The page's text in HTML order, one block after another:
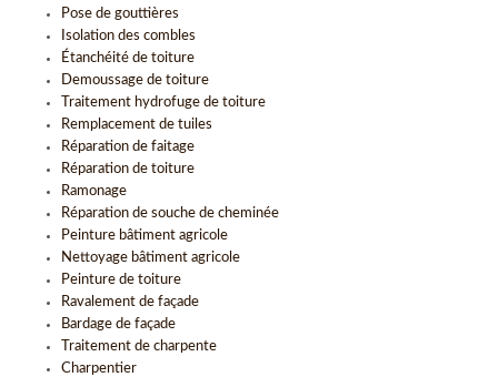
Pose de gouttières
Isolation des combles
Étanchéité de toiture
Demoussage de toiture
Traitement hydrofuge de toiture
Remplacement de tuiles
Réparation de faitage
Réparation de toiture
Ramonage
Réparation de souche de cheminée
Peinture bâtiment agricole
Nettoyage bâtiment agricole
Peinture de toiture
Ravalement de façade
Bardage de façade
Traitement de charpente
Charpentier